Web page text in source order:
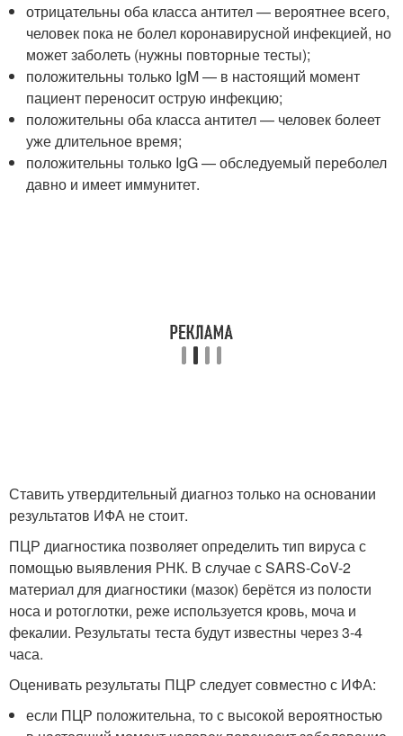
отрицательны оба класса антител — вероятнее всего,
человек пока не болел коронавирусной инфекцией, но
может заболеть (нужны повторные тесты);
положительны только IgM — в настоящий момент
пациент переносит острую инфекцию;
положительны оба класса антител — человек болеет
уже длительное время;
положительны только IgG — обследуемый переболел
давно и имеет иммунитет.
Ставить утвердительный диагноз только на основании
результатов ИФА не стоит.
ПЦР диагностика позволяет определить тип вируса с
помощью выявления РНК. В случае с SARS-CoV-2
материал для диагностики (мазок) берётся из полости
носа и ротоглотки, реже используется кровь, моча и
фекалии. Результаты теста будут известны через 3-4
часа.
Оценивать результаты ПЦР следует совместно с ИФА:
если ПЦР положительна, то с высокой вероятностью